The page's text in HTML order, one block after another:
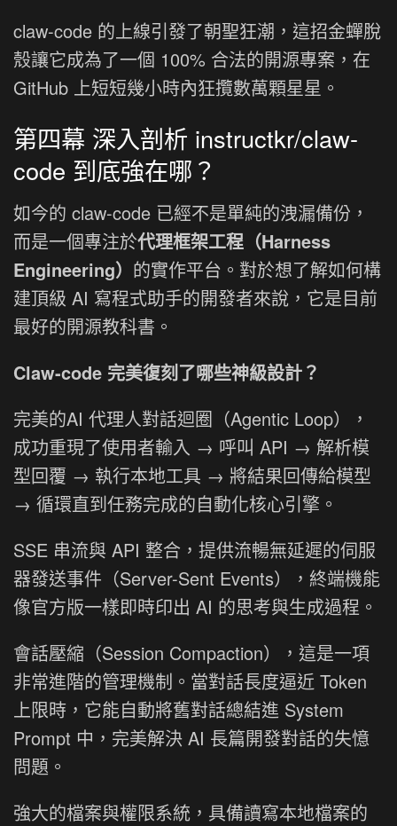
claw-code 的上線引發了朝聖狂潮，這招金蟬脫
殼讓它成為了一個 100% 合法的開源專案，在
GitHub 上短短幾小時內狂攬數萬顆星星。
第四幕 深入剖析 instructkr/claw-
code 到底強在哪？
如今的 claw-code 已經不是單純的洩漏備份，
而是一個專注於代理框架工程（Harness
Engineering） 的實作平台。對於想了解如何構
建頂級 AI 寫程式助手的開發者來說，它是目前
最好的開源教科書。
Claw-code 完美復刻了哪些神級設計？
完美的AI 代理人對話迴圈（Agentic Loop），
成功重現了使用者輸入 → 呼叫 API → 解析模
型回覆 → 執行本地工具 → 將結果回傳給模型
→ 循環直到任務完成的自動化核心引擎。
SSE 串流與 API 整合，提供流暢無延遲的伺服
器發送事件（Server-Sent Events），終端機能
像官方版一樣即時印出 AI 的思考與生成過程。
會話壓縮（Session Compaction），這是一項
非常進階的管理機制。當對話長度逼近 Token
上限時，它能自動將舊對話總結進 System
Prompt 中，完美解決 AI 長篇開發對話的失憶
問題。
強大的檔案與權限系統，具備讀寫本地檔案的